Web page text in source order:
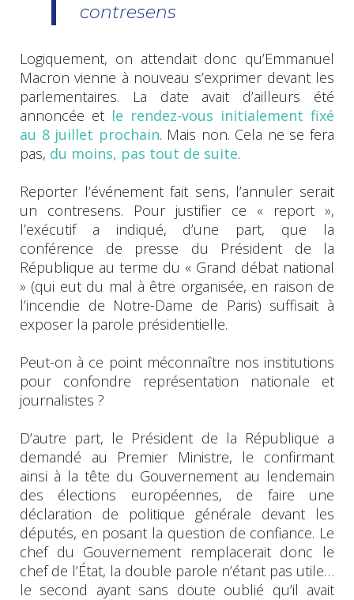
contresens
Logiquement, on attendait donc qu’Emmanuel
Macron vienne à nouveau s’exprimer devant les
parlementaires. La date avait d’ailleurs été
annoncée et le rendez-vous initialement fixé
au 8 juillet prochain. Mais non. Cela ne se fera
pas, du moins, pas tout de suite.
Reporter l’événement fait sens, l’annuler serait
un contresens. Pour justifier ce « report »,
l’exécutif a indiqué, d’une part, que la
conférence de presse du Président de la
République au terme du « Grand débat national
» (qui eut du mal à être organisée, en raison de
l’incendie de Notre-Dame de Paris) suffisait à
exposer la parole présidentielle.
Peut-on à ce point méconnaître nos institutions
pour confondre représentation nationale et
journalistes ?
D’autre part, le Président de la République a
demandé au Premier Ministre, le confirmant
ainsi à la tête du Gouvernement au lendemain
des élections européennes, de faire une
déclaration de politique générale devant les
députés, en posant la question de confiance. Le
chef du Gouvernement remplacerait donc le
chef de l’État, la double parole n’étant pas utile…
le second ayant sans doute oublié qu’il avait